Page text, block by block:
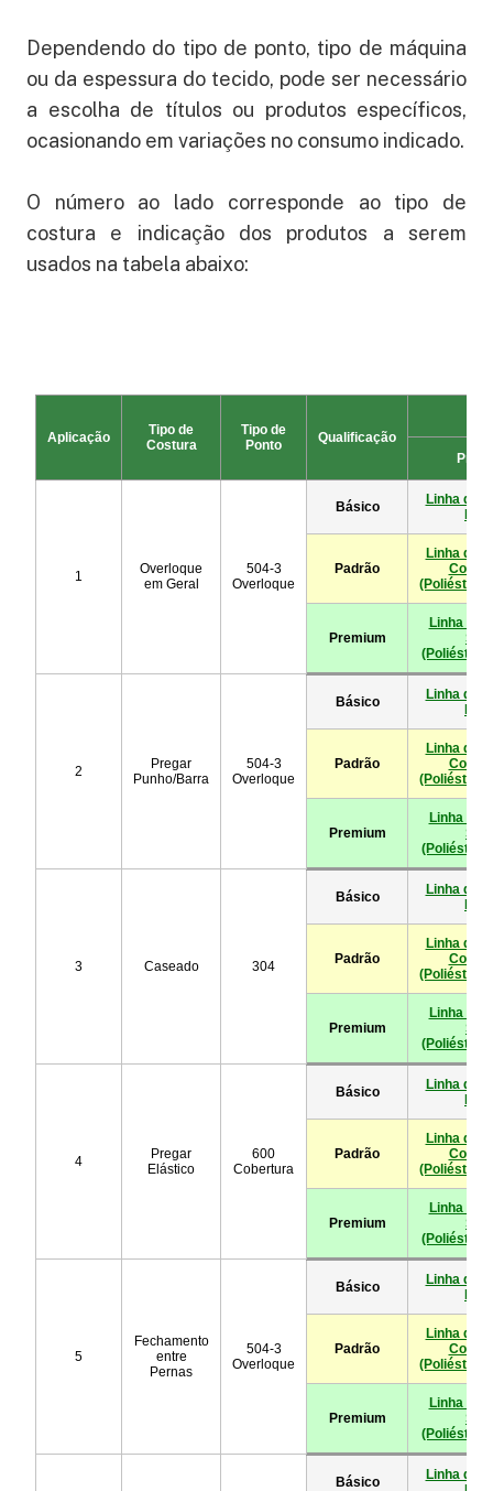
Dependendo do tipo de ponto, tipo de máquina
ou da espessura do tecido, pode ser necessário
a escolha de títulos ou produtos específicos,
ocasionando em variações no consumo indicado.
O número ao lado corresponde ao tipo de
costura e indicação dos produtos a serem
usados na tabela abaixo: